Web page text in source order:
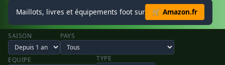
Maillots, livres et équipements foot sur 🛒 Amazon.fr
SAISON PAYS
EQUIPE TYPE